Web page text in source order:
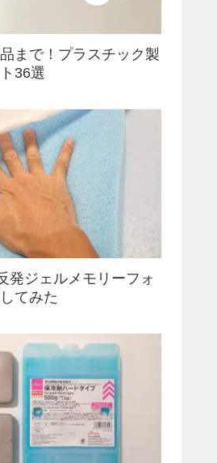
まで！プラスチック製
36選
発ジェルメモリーフォ
てみた